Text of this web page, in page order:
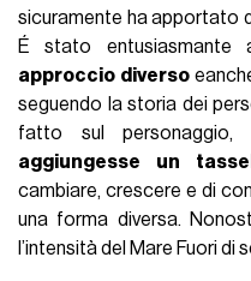
sicuramente ha apportato
É stato entusiasmante
approccio diverso
seguendo la storia dei
fatto sul
aggiungesse un
cambiare, crescere e di
una forma diversa.
l’intensità del Mare Fuori di